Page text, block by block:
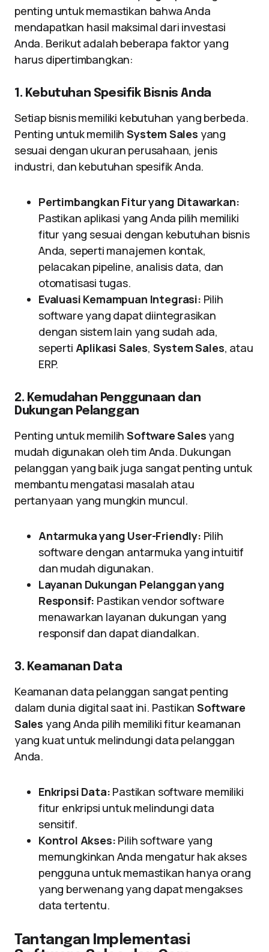
penting untuk memastikan bahwa Anda
mendapatkan hasil maksimal dari investasi
Anda. Berikut adalah beberapa faktor yang
harus dipertimbangkan:
1. Kebutuhan Spesifik Bisnis Anda
Setiap bisnis memiliki kebutuhan yang berbeda.
Penting untuk memilihSystem Sales yang
sesuai dengan ukuran perusahaan, jenis
industri, dan kebutuhan spesifik Anda.
Pertimbangkan Fitur yang Ditawarkan:
Pastikan aplikasi yang Anda pilih memiliki
fitur yang sesuai dengan kebutuhan bisnis
Anda, seperti manajemen kontak,
pelacakan pipeline, analisis data, dan
otomatisasi tugas.
Evaluasi Kemampuan Integrasi: Pilih
software yang dapat diintegrasikan
dengan sistem lain yang sudah ada,
seperti Aplikasi Sales, System Sales, atau
ERP.
2. Kemudahan Penggunaan dan
Dukungan Pelanggan
Penting untuk memilihSoftware Sales yang
mudah digunakan oleh tim Anda. Dukungan
pelanggan yang baik juga sangat penting untuk
membantu mengatasi masalah atau
pertanyaan yang mungkin muncul.
Antarmuka yang User-Friendly: Pilih
software dengan antarmuka yang intuitif
dan mudah digunakan.
Layanan Dukungan Pelanggan yang
Responsif: Pastikan vendor software
menawarkan layanan dukungan yang
responsif dan dapat diandalkan.
3. Keamanan Data
Keamanan data pelanggan sangat penting
dalam dunia digital saat ini. Pastikan Software
Sales yang Anda pilih memiliki fitur keamanan
yang kuat untuk melindungi data pelanggan
Anda.
Enkripsi Data: Pastikan software memiliki
fitur enkripsi untuk melindungi data
sensitif.
Kontrol Akses: Pilih software yang
memungkinkan Anda mengatur hak akses
pengguna untuk memastikan hanya orang
yang berwenang yang dapat mengakses
data tertentu.
Tantangan Implementasi